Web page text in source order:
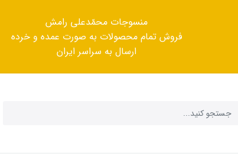
منسوجات محمّدعلی رامش
فروش تمام محصولات به صورت عمده و خرده
ارسال به سراسر ایران